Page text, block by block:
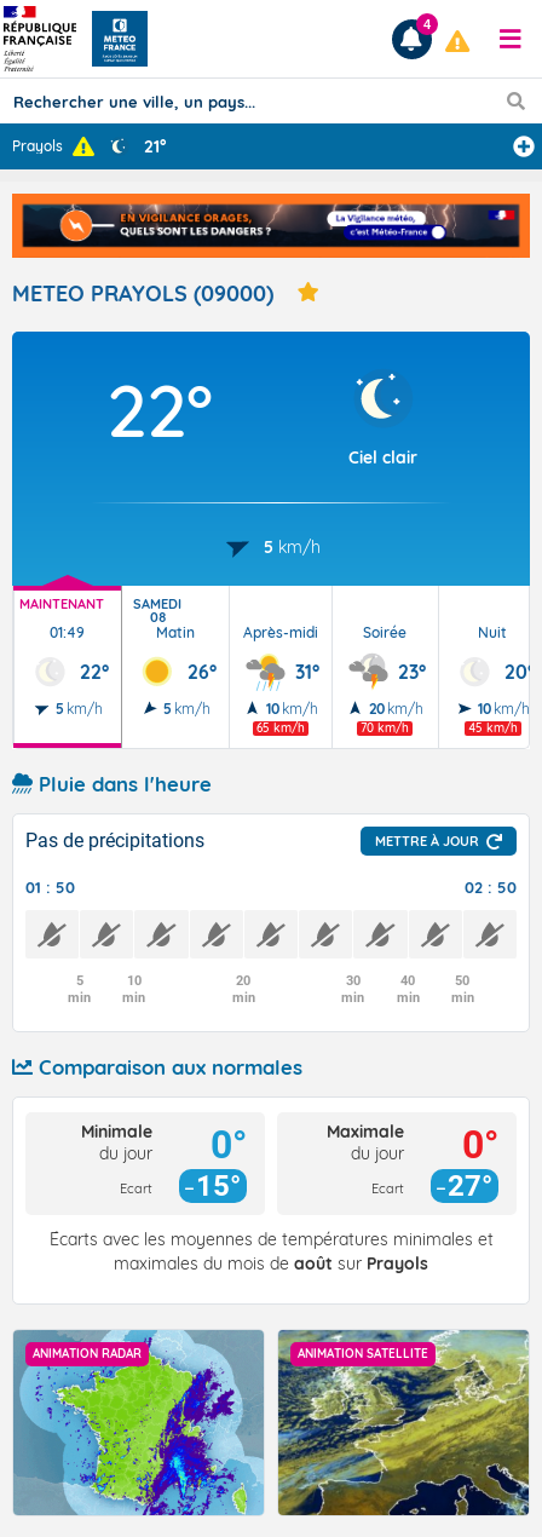
Prévisions
TOUS LES RÉSULTATS
Articles
4
Prayols 21°
METEO PRAYOLS (09000)
22°
Ciel clair
5 km/h
MAINTENANT
01:49
22°
5 km/h
SAMEDI
08
Matin
26°
5 km/h
Après-midi
31°
10 km/h
65 km/h
Soirée
23°
20 km/h
70 km/h
Nuit
20°
10 km/h
45 km/h
Pluie dans l'heure
Pas de précipitations METTRE À JOUR
01 : 50 02 : 50
5
min
10
min
20
min
30
min
40
min
50
min
Comparaison aux normales
Minimale
du jour
Ecart
0°
15°
Maximale
du jour
Ecart
0°
27°
Écarts avec les moyennes de températures minimales et
maximales du mois de août sur Prayols
ANIMATION RADAR ANIMATION SATELLITE